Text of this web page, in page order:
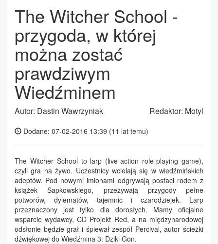
The Witcher School -
przygoda, w której
można zostać
prawdziwym
Wiedźminem
Autor: Dastin Wawrzyniak Redaktor: Motyl
Dodane: 07-02-2016 13:39 (11 lat temu)
The Witcher School to larp (live-action role-playing game),
czyli gra na żywo. Uczestnicy wcielają się w wiedźmińskich
adeptów. Pod nowymi imionami odgrywają postaci rodem z
książek Sapkowskiego, przeżywają przygody pełne
potworów, dylematów, tajemnic i czarodziejek. Larp
przeznaczony jest tylko dla dorosłych. Mamy oficjalne
wsparcie wydawcy, CD Projekt Red, a na międzynarodowej
odsłonie będzie grał i śpiewał zespół Percival, autor ścieżki
dźwiękowej do Wiedźmina 3: Dziki Gon.